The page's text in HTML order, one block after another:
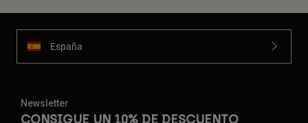
España
Newsletter
CONSIGUE UN 10% DE DESCUENTO